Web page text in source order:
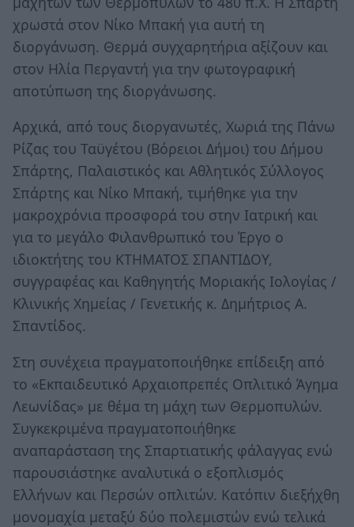
χρωστά στον Νίκο Μπακή για αυτή τη
διοργάνωση. Θερμά συγχαρητήρια αξίζουν και
στον Ηλία Περγαντή για την φωτογραφική
αποτύπωση της διοργάνωσης.
Αρχικά, από τους διοργανωτές, Χωριά της Πάνω
Ρίζας του Ταϋγέτου (Βόρειοι Δήμοι) του Δήμου
Σπάρτης, Παλαιστικός και Αθλητικός Σύλλογος
Σπάρτης και Νίκο Μπακή, τιμήθηκε για την
μακροχρόνια προσφορά του στην Ιατρική και
για το μεγάλο Φιλανθρωπικό του Έργο ο
ιδιοκτήτης του ΚΤΗΜΑΤΟΣ ΣΠΑΝΤΙΔΟΥ,
συγγραφέας και Καθηγητής Μοριακής Ιολογίας /
Κλινικής Χημείας / Γενετικής κ. Δημήτριος Α.
Σπαντίδος.
Στη συνέχεια πραγματοποιήθηκε επίδειξη από
το «Εκπαιδευτικό Αρχαιοπρεπές Οπλιτικό Άγημα
Λεωνίδας» με θέμα τη μάχη των Θερμοπυλών.
Συγκεκριμένα πραγματοποιήθηκε
αναπαράσταση της Σπαρτιατικής φάλαγγας ενώ
παρουσιάστηκε αναλυτικά ο εξοπλισμός
Ελλήνων και Περσών οπλιτών. Κατόπιν διεξήχθη
μονομαχία μεταξύ δύο πολεμιστών ενώ τελικά